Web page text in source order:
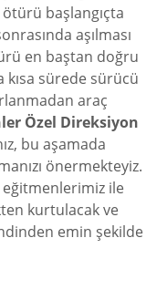
başlangıçta
aşılması
en baştan doğru
kısa sürede sürücü
araç
Özel Direksiyon
bu aşamada
önermekteyiz.
ile
kurtulacak ve
emin şekilde